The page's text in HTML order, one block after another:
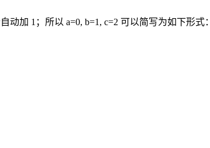
加 1；所以 a=0, b=1, c=2 可以简写为如下形式：